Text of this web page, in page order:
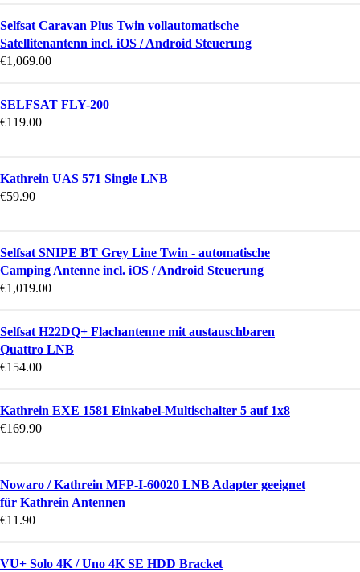
Selfsat Caravan Plus Twin vollautomatische
Satellitenantenn incl. iOS / Android Steuerung
€1,069.00
SELFSAT FLY-200
€119.00
Kathrein UAS 571 Single LNB
€59.90
Selfsat SNIPE BT Grey Line Twin - automatische
Camping Antenne incl. iOS / Android Steuerung
€1,019.00
Selfsat H22DQ+ Flachantenne mit austauschbaren
Quattro LNB
€154.00
Kathrein EXE 1581 Einkabel-Multischalter 5 auf 1x8
€169.90
Nowaro / Kathrein MFP-I-60020 LNB Adapter geeignet
für Kathrein Antennen
€11.90
VU+ Solo 4K / Uno 4K SE HDD Bracket